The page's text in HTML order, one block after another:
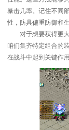
暴击几率。记住不同
性，防具偏重防御和生
对于想要获得更
咱们集齐特定组合的
在战斗中起到关键作用